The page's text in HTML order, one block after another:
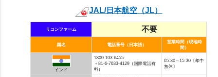
JAL/日本航空（JL）
リコンファーム 不要
国名 電話番号（日本語）
営業時間（現地時
間）
インド
1800-103-6455
＋81-6-7633-4129（国際電話有
料）
05:30～15:30〔年中
無休〕